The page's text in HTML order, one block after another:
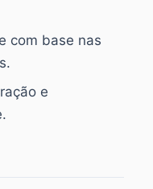
com base nas
e